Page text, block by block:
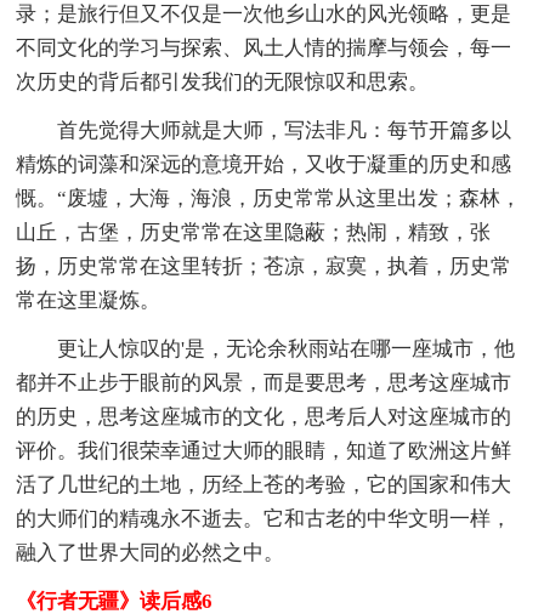
录；是旅行但又不仅是一次他乡山水的风光领略，更是
不同文化的学习与探索、风土人情的揣摩与领会，每一
次历史的背后都引发我们的无限惊叹和思索。
首先觉得大师就是大师，写法非凡：每节开篇多以
精炼的词藻和深远的意境开始，又收于凝重的历史和感
慨。“废墟，大海，海浪，历史常常从这里出发；森林，
山丘，古堡，历史常常在这里隐蔽；热闹，精致，张
扬，历史常常在这里转折；苍凉，寂寞，执着，历史常
常在这里凝炼。
更让人惊叹的'是，无论余秋雨站在哪一座城市，他
都并不止步于眼前的风景，而是要思考，思考这座城市
的历史，思考这座城市的文化，思考后人对这座城市的
评价。我们很荣幸通过大师的眼睛，知道了欧洲这片鲜
活了几世纪的土地，历经上苍的考验，它的国家和伟大
的大师们的精魂永不逝去。它和古老的中华文明一样，
融入了世界大同的必然之中。
《行者无疆》读后感6